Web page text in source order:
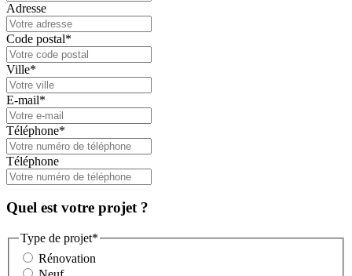
Adresse
Code postal*
Ville*
E-mail*
Téléphone*
Téléphone
Quel est votre projet ?
Type de projet*
Rénovation